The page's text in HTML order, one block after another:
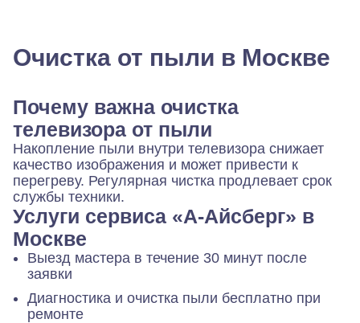
Очистка от пыли в Москве
Почему важна очистка
телевизора от пыли
Накопление пыли внутри телевизора снижает
качество изображения и может привести к
перегреву. Регулярная чистка продлевает срок
службы техники.
Услуги сервиса «А-Айсберг» в
Москве
Выезд мастера в течение 30 минут после
заявки
Диагностика и очистка пыли бесплатно при
ремонте